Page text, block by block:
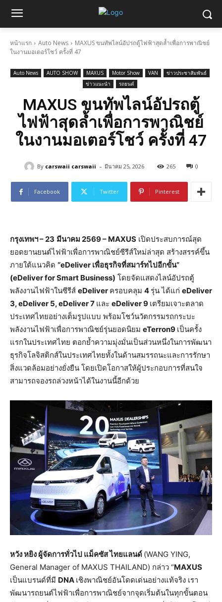
หน้าแรก Auto News
MAXUS ขนทัพไลน์อัปรถตู้ไฟฟ้าสุดล้ำเพื่อการพาณิชย์
ในงานมอเตอร์โชว์ ครั้งที่ 47
Auto News AUTO SHOW MAXUS Motor Show VAN
ข่าวประชาสัมพันธ์
ข่าวแนะนำ
รถยนต์
MAXUS ขนทัพไลน์อัปรถตู้
ไฟฟ้าสุดล้ำเพื่อการพาณิชย์
ในงานมอเตอร์โชว์ ครั้งที่ 47
By carswaii carswaii - มีนาคม 25, 2026 265 0
Facebook Twitter Pinterest
กรุงเทพฯ– 23 มีนาคม 2569 – MAXUS เปิดประสบการณ์สุด
ยอดยานยนต์ไฟฟ้าเพื่อการพาณิชย์ซีรีส์ใหม่ล่าสุด สร้างสรรค์ขึ้น
ภายใต้แนวคิด “eDeliver เพื่อธุรกิจที่สมาร์ทไปอีกขั้น”
(eDeliver for Smart Business) โดยจัดแสดงไลน์อัปรถตู้
พลังงานไฟฟ้าในซีรีส์ eDeliver ครอบคลุม 4 รุ่น ได้แก่ eDeliver
3, eDeliver 5, eDeliver 7 และ eDeliver 9 เตรียมเจาะตลาด
ประเทศไทยอย่างเต็มรูปแบบ พร้อมโชว์นวัตกรรมรถกระบะ
พลังงานไฟฟ้าเพื่อการพาณิชย์รุ่นยอดนิยม eTerron9 เป็นครั้ง
แรกในประเทศไทย ตอกย้ำความมุ่งมั่นเป็นส่วนหนึ่งในการพัฒนา
ธุรกิจโลจิสติกส์ในประเทศไทยทั้งในด้านสมรรถนะและการรักษา
สิ่งแวดล้อมอย่างยั่งยืน โดยเปิดโอกาสให้ผู้ประกอบการที่สนใจ
สามารถจองรถล่วงหน้าได้ในงานนี้อีกด้วย
หวัง หยิง ผู้จัดการทั่วไป แม็คซัส ไทยแลนด์ (WANG YING,
General Manager of MAXUS THAILAND) กล่าว “MAXUS
เป็นแบรนด์ที่มี DNA เชิงพาณิชย์อันโดดเด่นอย่างแท้จริง เรา
พัฒนารถยนต์ไฟฟ้าเพื่อการพาณิชย์จากจุดเริ่มต้นในทุกขั้นตอน